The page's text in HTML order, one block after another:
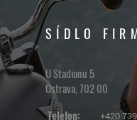
SÍDLO
U Stadionu 5
Ostrava, 702 00
Telefon:
+420